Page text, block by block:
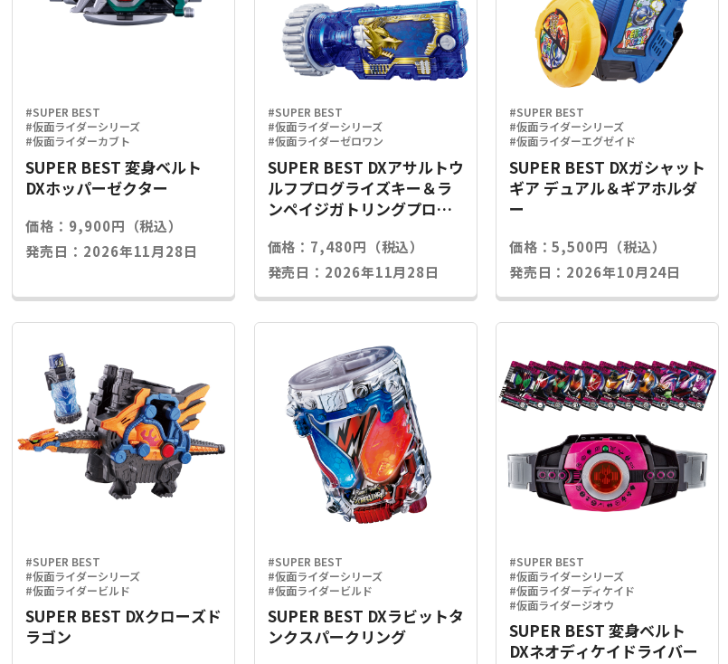
#SUPER BEST
#仮面ライダーシリーズ
#仮面ライダーカブト
SUPER BEST 変身ベルト
DXホッパーゼクター
価格：9,900円（税込）
発売日：2026年11月28日
#SUPER BEST
#仮面ライダーシリーズ
#仮面ライダーゼロワン
SUPER BEST DXアサルトウ
ルフプログライズキー＆ラ
ンペイジガトリングプログ
価格：7,480円（税込）
発売日：2026年11月28日
#SUPER BEST
#仮面ライダーシリーズ
#仮面ライダーエグゼイド
SUPER BEST DXガシャット
ギア デュアル＆ギアホルダ
ー
価格：5,500円（税込）
発売日：2026年10月24日
#SUPER BEST
#仮面ライダーシリーズ
#仮面ライダービルド
SUPER BEST DXクローズド
ラゴン
#SUPER BEST
#仮面ライダーシリーズ
#仮面ライダービルド
SUPER BEST DXラビットタ
ンクスパークリング
#SUPER BEST
#仮面ライダーシリーズ
#仮面ライダーディケイド
#仮面ライダージオウ
SUPER BEST 変身ベルト
DXネオディケイドライバー